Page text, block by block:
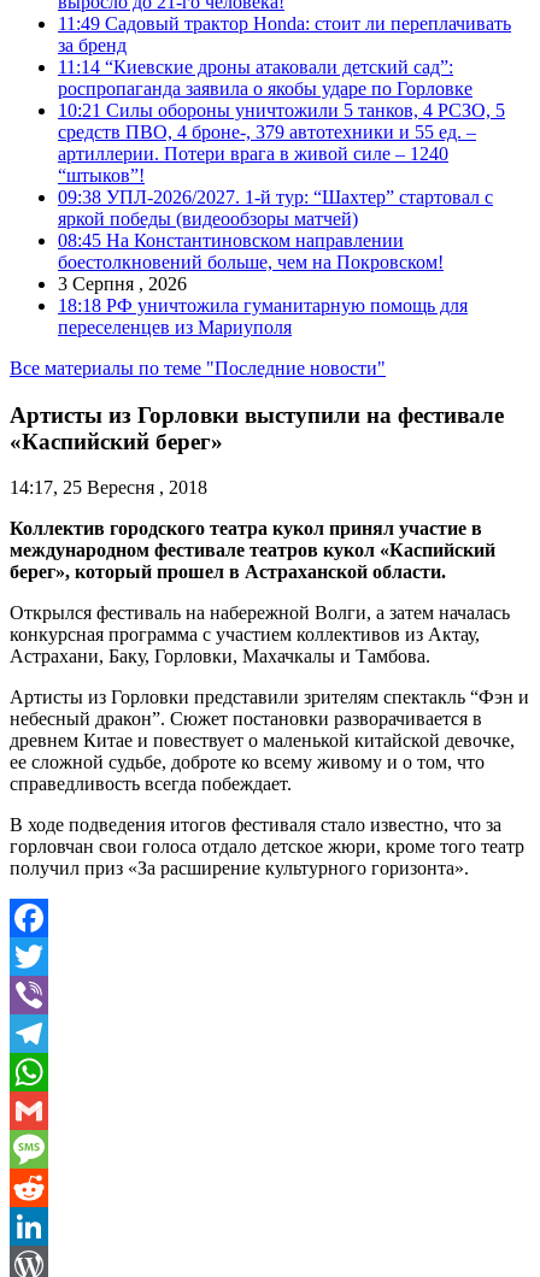
11:49 Садовый трактор Honda: стоит ли переплачивать
за бренд
11:14 “Киевские дроны атаковали детский сад”:
роспропаганда заявила о якобы ударе по Горловке
10:21 Силы обороны уничтожили 5 танков, 4 РСЗО, 5
средств ПВО, 4 броне-, 379 автотехники и 55 ед. –
артиллерии. Потери врага в живой силе – 1240
“штыков”!
09:38 УПЛ-2026/2027. 1-й тур: “Шахтер” стартовал с
яркой победы (видеообзоры матчей)
08:45 На Константиновском направлении
боестолкновений больше, чем на Покровском!
3 Серпня , 2026
18:18 РФ уничтожила гуманитарную помощь для
переселенцев из Мариуполя
Все материалы по теме "Последние новости"
Артисты из Горловки выступили на фестивале
«Каспийский берег»
14:17, 25 Вересня , 2018
Коллектив городского театра кукол принял участие в
международном фестивале театров кукол «Каспийский
берег», который прошел в Астраханской области.
Открылся фестиваль на набережной Волги, а затем началась
конкурсная программа с участием коллективов из Актау,
Астрахани, Баку, Горловки, Махачкалы и Тамбова.
Артисты из Горловки представили зрителям спектакль “Фэн и
небесный дракон”. Сюжет постановки разворачивается в
древнем Китае и повествует о маленькой китайской девочке,
ее сложной судьбе, доброте ко всему живому и о том, что
справедливость всегда побеждает.
В ходе подведения итогов фестиваля стало известно, что за
горловчан свои голоса отдало детское жюри, кроме того театр
получил приз «За расширение культурного горизонта».
Facebook
Twitter
Viber
Telegram
WhatsApp
Gmail
Message
Reddit
LinkedIn